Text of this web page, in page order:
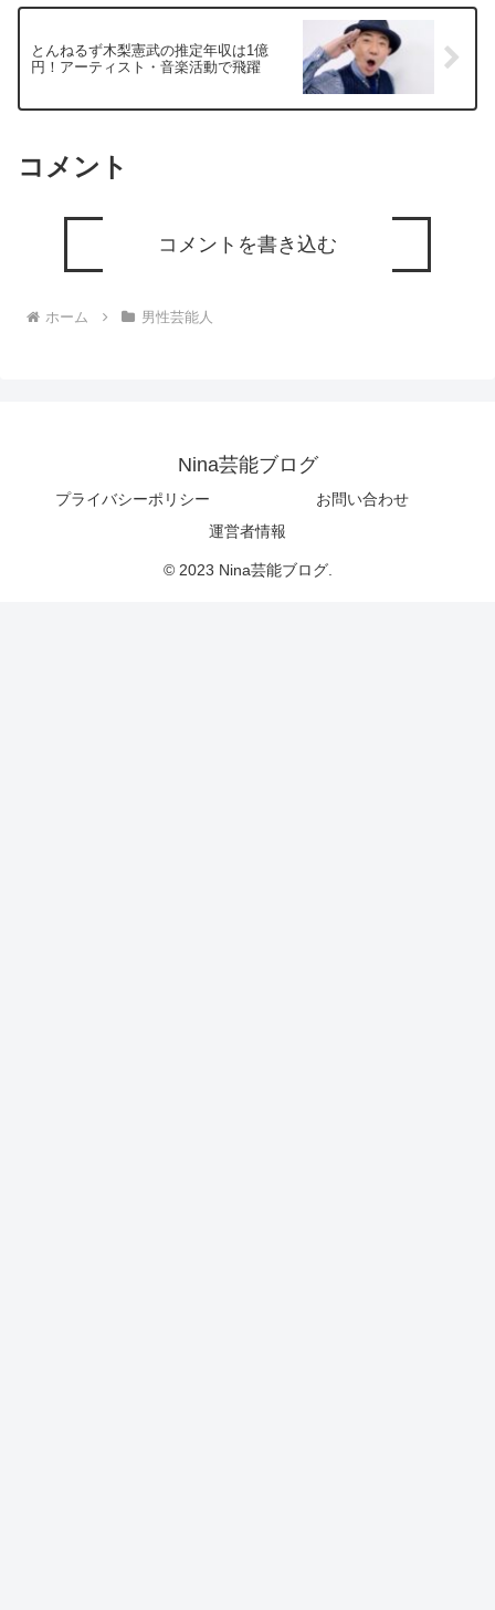
とんねるず木梨憲武の推定年収は1億
円！アーティスト・音楽活動で飛躍
コメント
コメントを書き込む
ホーム 男性芸能人
Nina芸能ブログ
プライバシーポリシー
お問い合わせ
運営者情報
© 2023 Nina芸能ブログ.